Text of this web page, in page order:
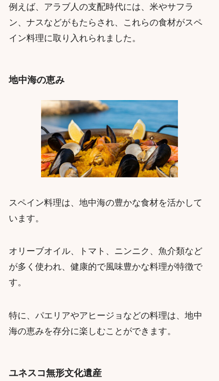
例えば、アラブ人の支配時代には、米やサフラ
ン、ナスなどがもたらされ、これらの食材がスペ
イン料理に取り入れられました。
地中海の恵み
スペイン料理は、地中海の豊かな食材を活かして
います。
オリーブオイル、トマト、ニンニク、魚介類など
が多く使われ、健康的で風味豊かな料理が特徴で
す。
特に、パエリアやアヒージョなどの料理は、地中
海の恵みを存分に楽しむことができます。
ユネスコ無形文化遺産